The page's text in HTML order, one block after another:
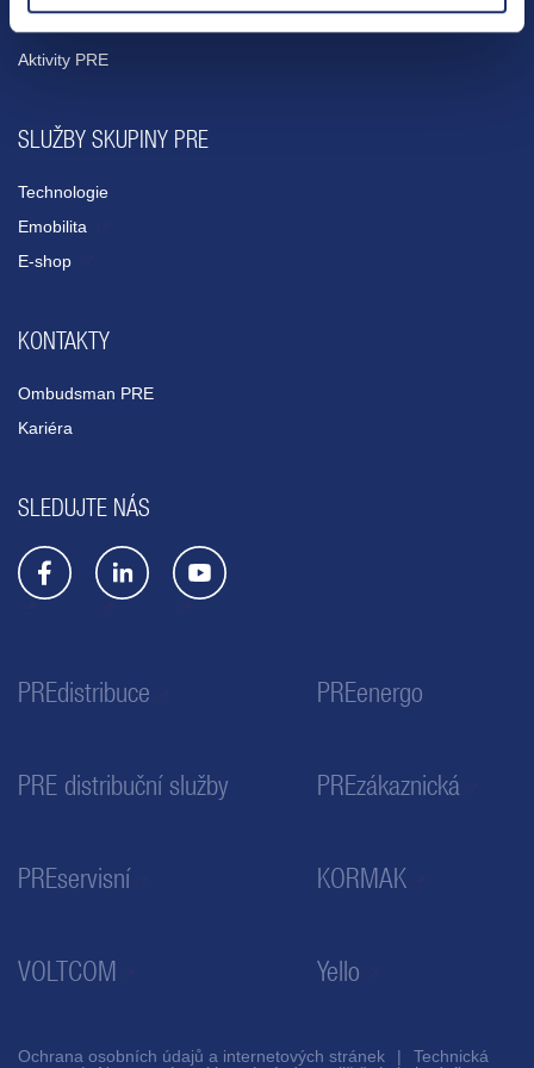
Aktivity PRE
SLUŽBY SKUPINY PRE
Technologie
Emobilita
E-shop
KONTAKTY
Ombudsman PRE
Kariéra
SLEDUJTE NÁS
PREdistribuce PREenergo
PRE distribuční služby PREzákaznická
PREservisní KORMAK
VOLTCOM Yello
Ochrana osobních údajů a internetových stránek
Technická